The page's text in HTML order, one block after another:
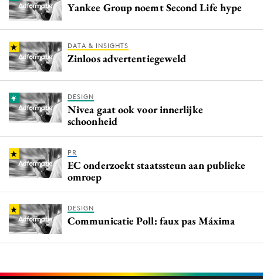
Yankee Group noemt Second Life hype
DATA & INSIGHTS
Zinloos advertentiegeweld
DESIGN
Nivea gaat ook voor innerlijke
schoonheid
PR
EC onderzoekt staatssteun aan publieke
omroep
DESIGN
Communicatie Poll: faux pas Máxima